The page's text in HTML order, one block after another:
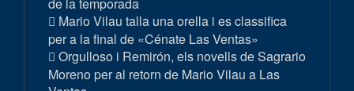
de la temporada
Mario Vilau talla una orella i es classifica
per a la final de «Cénate Las Ventas»
Orgulloso i Remirón, els novells de Sagrario
Moreno per al retorn de Mario Vilau a Las